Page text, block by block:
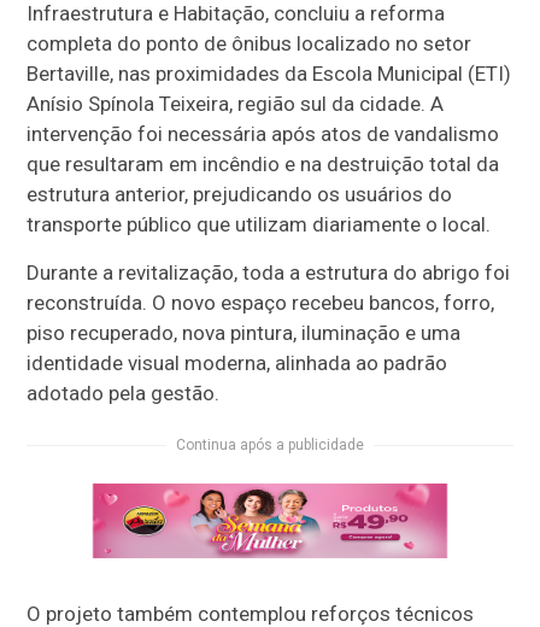
Infraestrutura e Habitação, concluiu a reforma
completa do ponto de ônibus localizado no setor
Bertaville, nas proximidades da Escola Municipal (ETI)
Anísio Spínola Teixeira, região sul da cidade. A
intervenção foi necessária após atos de vandalismo
que resultaram em incêndio e na destruição total da
estrutura anterior, prejudicando os usuários do
transporte público que utilizam diariamente o local.
Durante a revitalização, toda a estrutura do abrigo foi
reconstruída. O novo espaço recebeu bancos, forro,
piso recuperado, nova pintura, iluminação e uma
identidade visual moderna, alinhada ao padrão
adotado pela gestão.
Continua após a publicidade
O projeto também contemplou reforços técnicos